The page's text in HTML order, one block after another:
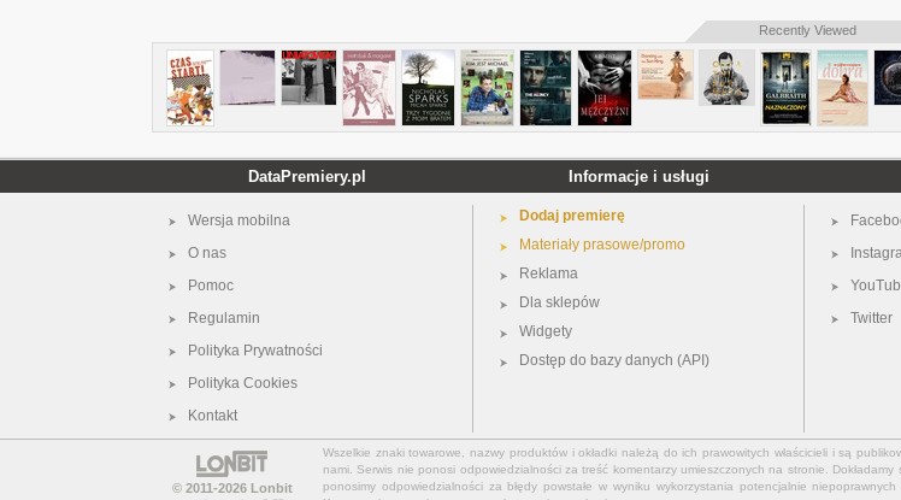
Recently Viewed
DataPremiery.pl
Wersja mobilna
O nas
Pomoc
Regulamin
Polityka Prywatności
Polityka Cookies
Kontakt
Informacje i usługi
Dodaj premierę
Materiały prasowe/promo
Reklama
Dla sklepów
Widgety
Dostęp do bazy danych (API)
Twitter
© 2011-2026 Lonbit
Wszelkie znaki towarowe, nazwy produktów i okładki należą do ich prawowitych właścicieli i są
nami. Serwis nie ponosi odpowiedzialności za treść komentarzy umieszczonych na stronie.
ponosimy odpowiedzialności za błędy powstałe w wyniku wykorzystania potencjalnie